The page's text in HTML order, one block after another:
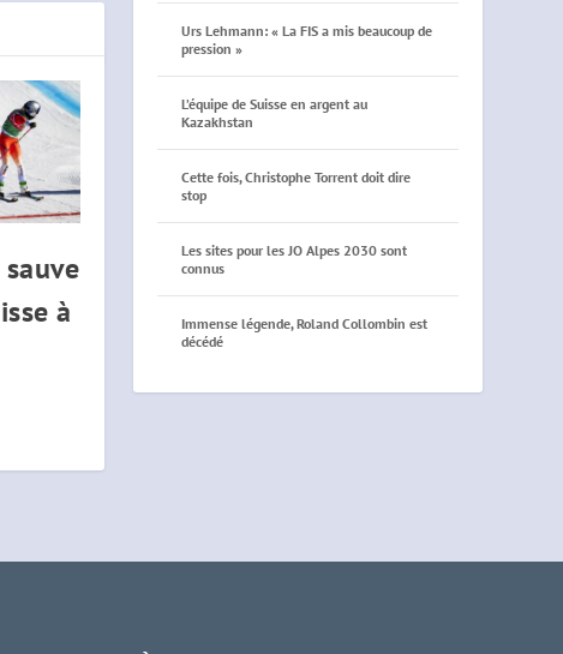
à
Urs Lehmann: « La FIS a mis beaucoup de
pression »
L’équipe de Suisse en argent au
Kazakhstan
Cette fois, Christophe Torrent doit dire
stop
Les sites pour les JO Alpes 2030 sont
connus
Immense légende, Roland Collombin est
décédé